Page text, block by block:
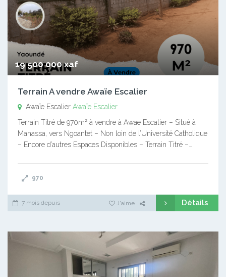
19 500 000 xaf
Terrain A vendre Awaïe Escalier
Awaïe Escalier Awaïe Escalier
Terrain Titré de 970m² à vendre à Awae Escalier – Situé à
Manassa, vers Ngoantet – Non loin de l’Université Catholique
– Encore d’autres Espaces Disponibles – Terrain Titré –…
970
7 mois depuis J'aime Détails